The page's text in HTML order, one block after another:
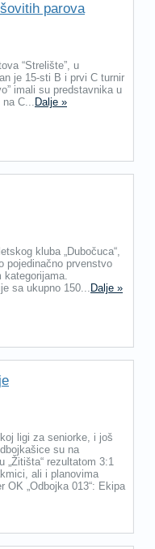
parova
“Strelište”, u
je 15-sti B i prvi C turnir
imali su predstavnika u
C... Dalje »
kluba „Dubočuca“,
pojedinačno prvenstvo
kategorijama.
sa ukupno 150... Dalje »
ligi za seniorke, i još
su na
„Žitišta“ rezultatom 3:1
ali i planovima
„Odbojka 013“: Ekipa